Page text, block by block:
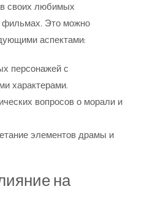
своих любимых
фильмах. Это можно
аспектами:
персонажей с
характерами.
вопросов о морали и
элементов драмы и
на